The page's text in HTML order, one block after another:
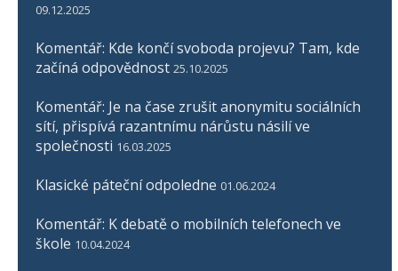
09.12.2025
Komentář: Kde končí svoboda projevu? Tam, kde
začíná odpovědnost 25.10.2025
Komentář: Je na čase zrušit anonymitu sociálních
sítí, přispívá razantnímu nárůstu násilí ve
společnosti 16.03.2025
Klasické páteční odpoledne 01.06.2024
Komentář: K debatě o mobilních telefonech ve
škole 10.04.2024